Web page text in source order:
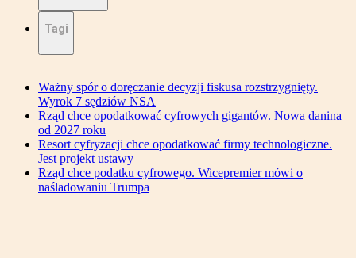
Tagi
Ważny spór o doręczanie decyzji fiskusa rozstrzygnięty.
Wyrok 7 sędziów NSA
Rząd chce opodatkować cyfrowych gigantów. Nowa danina
od 2027 roku
Resort cyfryzacji chce opodatkować firmy technologiczne.
Jest projekt ustawy
Rząd chce podatku cyfrowego. Wicepremier mówi o
naśladowaniu Trumpa